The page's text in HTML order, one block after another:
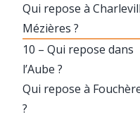
Qui repose à
Mézières ?
10 – Qui repose dans
l’Aube ?
Qui repose à
?